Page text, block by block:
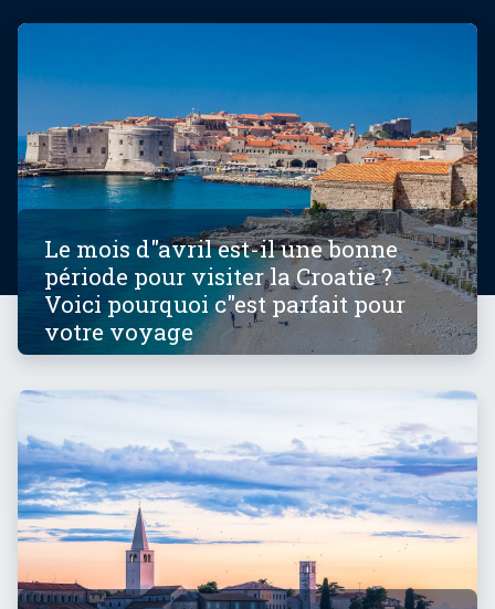
Le mois d"avril est-il une bonne
période pour visiter la Croatie ?
Voici pourquoi c"est parfait pour
votre voyage